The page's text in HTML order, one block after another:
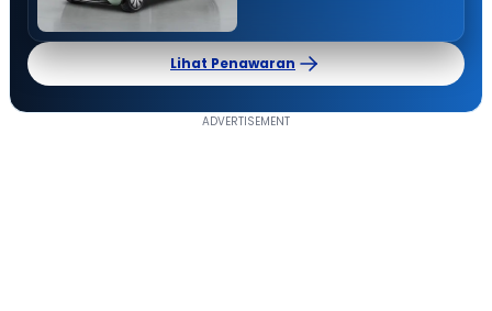
Lihat Penawaran